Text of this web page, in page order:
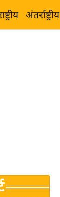
अंतर्राष्ट्रीय